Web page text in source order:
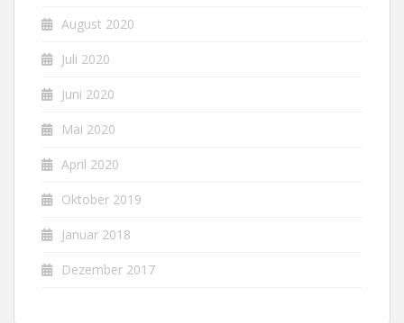
August 2020
Juli 2020
Juni 2020
Mai 2020
April 2020
Oktober 2019
Januar 2018
Dezember 2017